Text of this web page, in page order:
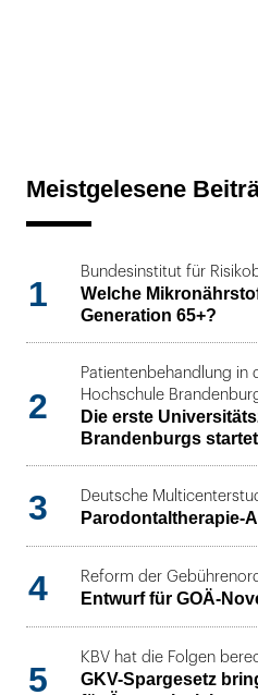
Meistgelesene
1
Bundesinstitut für
Welche
Generation 65+?
2
Patientenbehandlung in
Hochschule
Die erste
Brandenburgs
3 Deutsche
Parodontaltherapie-
4 Reform der
Entwurf für GOÄ-
5
KBV hat die Folgen
GKV-Spargesetz